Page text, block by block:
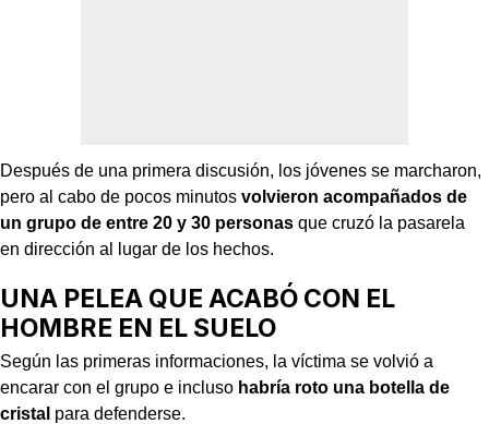
Después de una primera discusión, los jóvenes se marcharon,
pero al cabo de pocos minutos volvieron acompañados de
un grupo de entre 20 y 30 personas que cruzó la pasarela
en dirección al lugar de los hechos.
UNA PELEA QUE ACABÓ CON EL
HOMBRE EN EL SUELO
Según las primeras informaciones, la víctima se volvió a
encarar con el grupo e incluso habría roto una botella de
cristal para defenderse.